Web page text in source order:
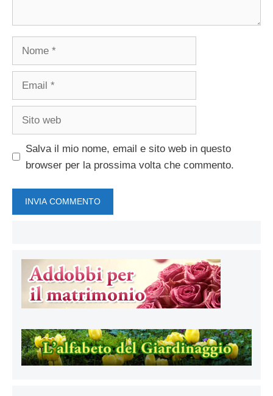
Salva il mio nome, email e sito web in questo
browser per la prossima volta che commento.